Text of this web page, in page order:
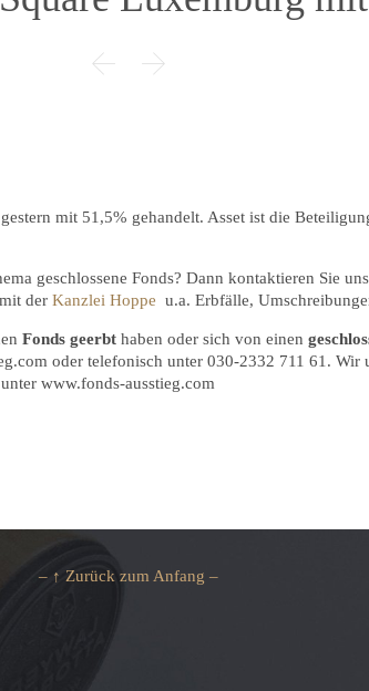
 
mit 51,5% gehandelt. Asset ist die
geschlossene Fonds? Dann kontaktieren Sie
der Kanzlei Hoppe u.a. Erbfälle,
Fonds geerbt haben oder sich von einen
oder telefonisch unter 030-2332 711 61.
www.fonds-ausstieg.com
– ↑ Zurück zum Anfang –